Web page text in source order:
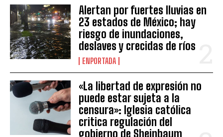
Alertan por fuertes lluvias en
23 estados de México; hay
riesgo de inundaciones,
deslaves y crecidas de ríos
ENPORTADA
«La libertad de expresión no
puede estar sujeta a la
censura»: Iglesia católica
critica regulación del
gobierno de Sheinbaum